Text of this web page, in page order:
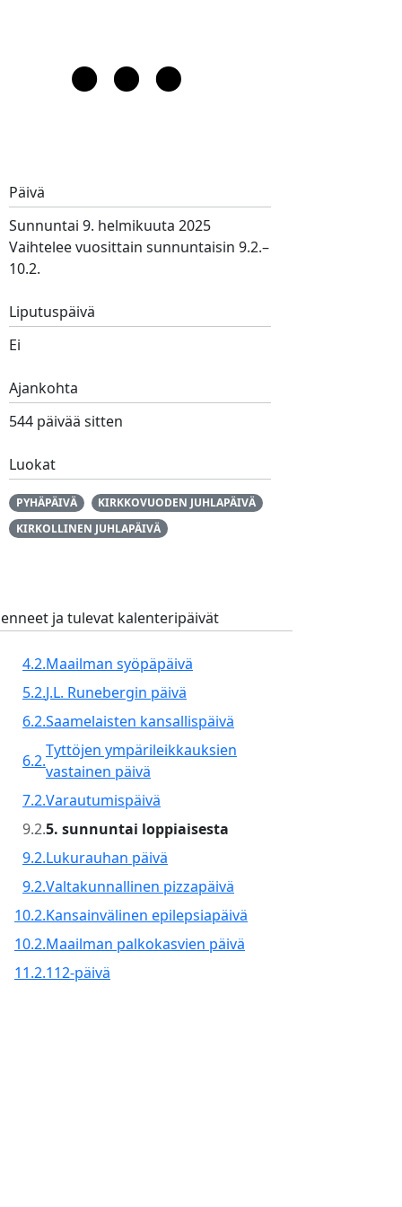
Päivä
Sunnuntai 9. helmikuuta 2025
Vaihtelee vuosittain sunnuntaisin 9.2.–
10.2.
Liputuspäivä
Ei
Ajankohta
544 päivää sitten
Luokat
PYHÄPÄIVÄ
KIRKKOVUODEN JUHLAPÄIVÄ
KIRKOLLINEN JUHLAPÄIVÄ
ja tulevat kalenteripäivät
4.2.Maailman syöpäpäivä
5.2.J.L. Runebergin päivä
6.2.Saamelaisten kansallispäivä
6.2.
Tyttöjen ympärileikkauksien
vastainen päivä
7.2.Varautumispäivä
9.2.5. sunnuntai loppiaisesta
9.2.Lukurauhan päivä
9.2.Valtakunnallinen pizzapäivä
10.2.Kansainvälinen epilepsiapäivä
10.2.Maailman palkokasvien päivä
11.2.112-päivä